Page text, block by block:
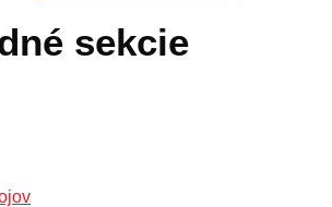
sekcie